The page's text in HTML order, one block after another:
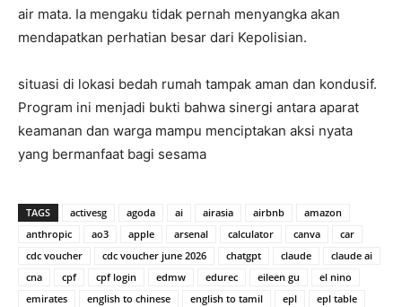
air mata. Ia mengaku tidak pernah menyangka akan
mendapatkan perhatian besar dari Kepolisian.
situasi di lokasi bedah rumah tampak aman dan kondusif.
Program ini menjadi bukti bahwa sinergi antara aparat
keamanan dan warga mampu menciptakan aksi nyata
yang bermanfaat bagi sesama
TAGS activesg agoda ai airasia airbnb
amazon
anthropic
ao3 apple arsenal calculator canva
car
cdc voucher
cdc voucher june 2026 chatgpt claude
claude ai
cna
cpf cpf login edmw edurec eileen gu
el nino
emirates
english to chinese english to tamil epl epl table